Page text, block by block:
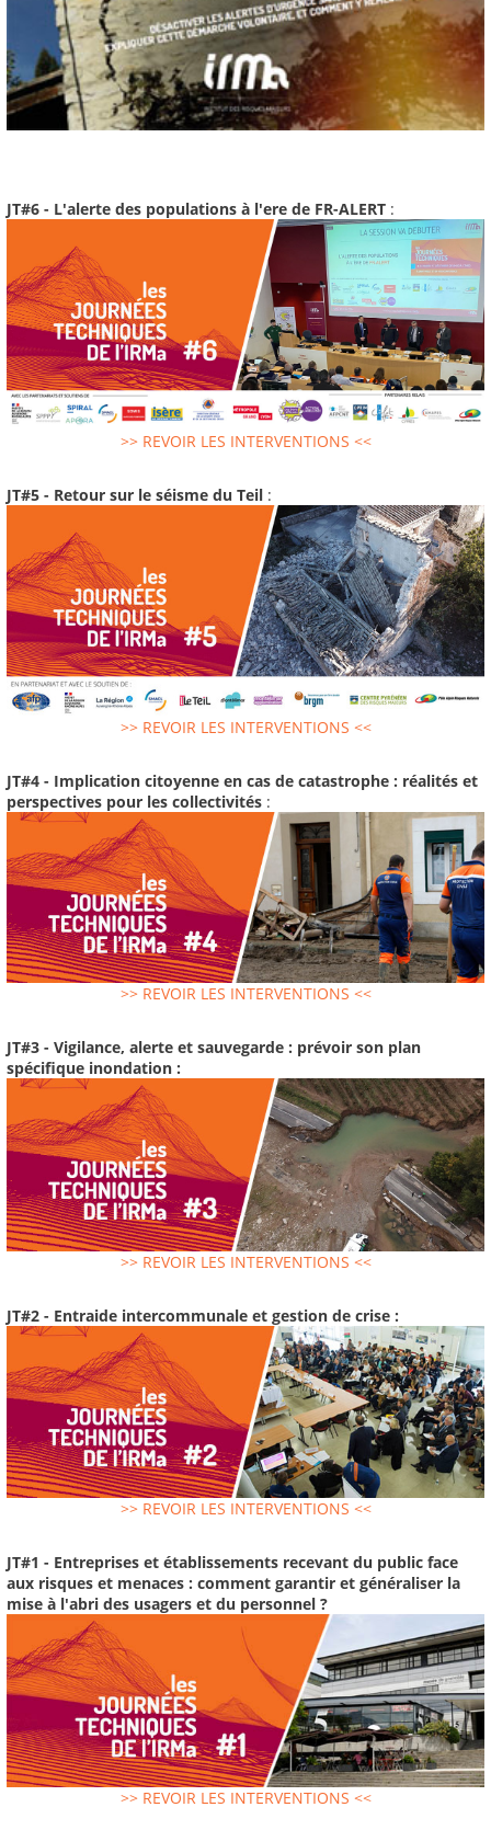
JT#6 - L'alerte des populations à l'ere de FR-ALERT :
>> REVOIR LES INTERVENTIONS <<
JT#5 - Retour sur le séisme du Teil :
>> REVOIR LES INTERVENTIONS <<
JT#4 - Implication citoyenne en cas de catastrophe : réalités et
perspectives pour les collectivités :
>> REVOIR LES INTERVENTIONS <<
JT#3 - Vigilance, alerte et sauvegarde : prévoir son plan
spécifique inondation :
>> REVOIR LES INTERVENTIONS <<
JT#2 - Entraide intercommunale et gestion de crise :
>> REVOIR LES INTERVENTIONS <<
JT#1 - Entreprises et établissements recevant du public face
aux risques et menaces : comment garantir et généraliser la
mise à l'abri des usagers et du personnel ?
>> REVOIR LES INTERVENTIONS <<